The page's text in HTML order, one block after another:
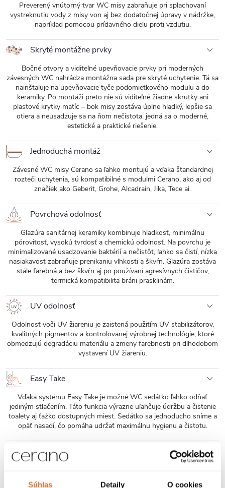
Súhlas Detaily O cookies
Preverený vnútorný tvar WC misy zabraňuje pri splachovaní
vystreknutiu vody z misy von aj bez dodatočnej úpravy v nádržke,
napríklad pomocou prídavného dielu proti vzdutiu.
Skryté montážne prvky
Bočné otvory a viditeľné upevňovacie prvky pri moderných
závesných WC nahrádza montážna sada pre skryté uchytenie. Tá sa
nainštaluje na upevňovacie tyče podomietkového modulu a do
keramiky. Po montáži preto nie sú viditeľné žiadne skrutky ani
plastové krytky matíc – bok misy zostáva úplne hladký, lepšie sa
otiera a neusadzuje sa na ňom nečistota. jedná sa o moderné,
estetické a praktické riešenie.
Jednoduchá montáž
Závesné WC misy Cerano sa ľahko montujú a vďaka štandardnej
rozteči uchytenia, sú kompatibilné s modulmi Cerano, ako aj od
značiek ako Geberit, Grohe, Alcadrain, Jika, Tece ai.
Povrchová odolnosť
Glazúra sanitárnej keramiky kombinuje hladkosť, minimálnu
pórovitosť, vysokú tvrdosť a chemickú odolnosť. Na povrchu je
minimalizované usadzovanie baktérií a nečistôt, ľahko sa čistí, nízka
nasiakavosť zabraňuje prenikaniu vlhkosti a škvŕn. Glazúra zostáva
stále farebná a bez škvŕn aj po používaní agresívnych čističov,
termická kompatibilita bráni prasklinám.
UV odolnosť
Odolnosť voči UV žiareniu je zaistená použitím UV stabilizátorov,
kvalitných pigmentov a kontrolovanej výrobnej technológie, ktoré
obmedzujú degradáciu materiálu a zmeny farebnosti pri dlhodobom
vystavení UV žiareniu.
Easy Take
Vďaka systému Easy Take je možné WC sedátko ľahko odňať
jediným stlačením. Táto funkcia výrazne uľahčuje údržbu a čistenie
toalety aj ťažko dostupných miest. Sedátko sa jednoducho sníme a
opäť nasadí, čo pomáha udržať maximálnu hygienu a čistotu.
UF sedátko
Sedátko je vyrobené z kvalitného, ​​vysoko odolného duroplastového
materiálu, ktorý sa bežne používa v modernom sanitárnom